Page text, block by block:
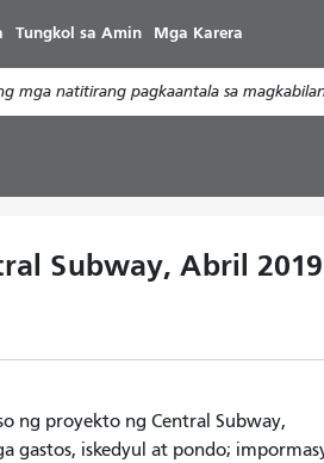
ang
pangunahing
nilalaman
Tungkol sa Amin Mga Karera
mga natitirang pagkaantala sa
Subway, Abril 2019
ng proyekto ng Central Subway,
gastos, iskedyul at pondo;